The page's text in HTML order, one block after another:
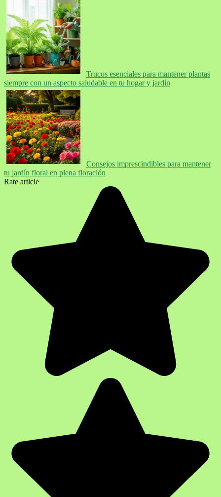
Trucos esenciales para mantener plantas
siempre con un aspecto saludable en tu hogar y jardín
Consejos imprescindibles para mantener
tu jardín floral en plena floración
Rate article